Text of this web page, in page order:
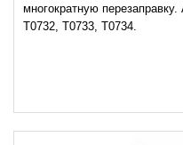
многократную
T0732, T0733, T0734.